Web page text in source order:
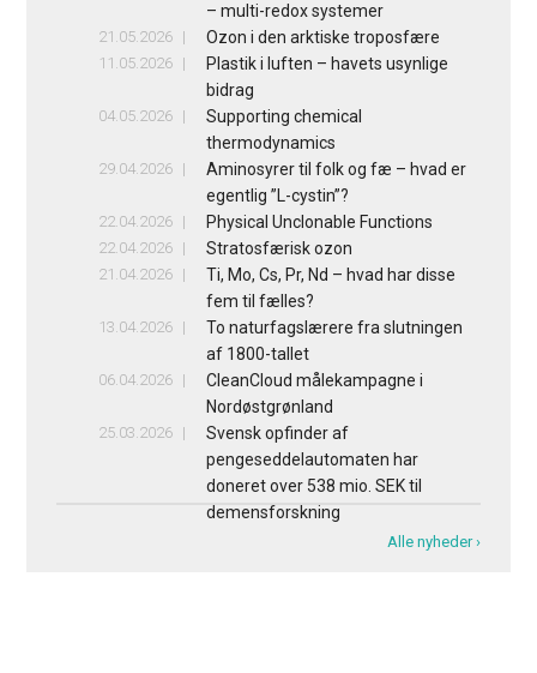
– multi-redox systemer
21.05.2026 Ozon i den arktiske troposfære
11.05.2026
Plastik i luften – havets usynlige
bidrag
04.05.2026
Supporting chemical
thermodynamics
29.04.2026
Aminosyrer til folk og fæ – hvad er
egentlig ”L-cystin”?
22.04.2026 Physical Unclonable Functions
22.04.2026 Stratosfærisk ozon
21.04.2026
Ti, Mo, Cs, Pr, Nd – hvad har disse
fem til fælles?
13.04.2026
To naturfagslærere fra slutningen
af 1800-tallet
06.04.2026
CleanCloud målekampagne i
Nordøstgrønland
25.03.2026
Svensk opfinder af
pengeseddelautomaten har
doneret over 538 mio. SEK til
demensforskning
Alle nyheder ›